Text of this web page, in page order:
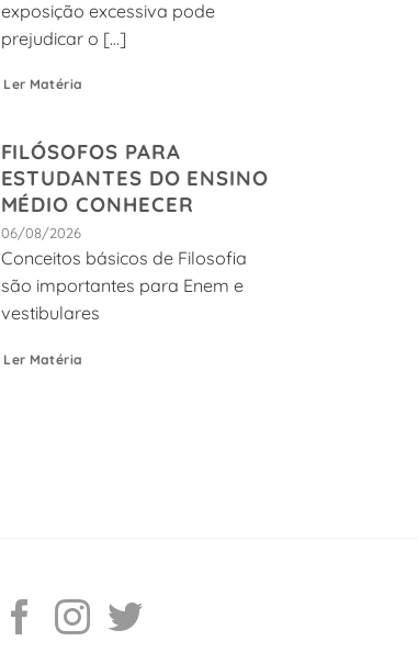
exposição excessiva pode
prejudicar o [...]
Ler Matéria
FILÓSOFOS PARA
ESTUDANTES DO ENSINO
MÉDIO CONHECER
06/08/2026
Conceitos básicos de Filosofia
são importantes para Enem e
vestibulares
Ler Matéria